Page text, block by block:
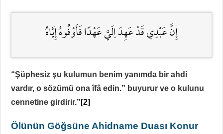
إِنَّ عَبْدِي قَدْ عَهِدَ اِلَيَّ عَهْدًا فَأَوْفُوهُ إِيَّاهُ
“Şüphesiz şu kulumun benim yanımda bir ahdi
vardır, o sözümü ona îfâ edin.” buyurur ve o kulunu
cennetine girdirir.” [2]
Ölünün Göğsüne Ahidname Duası Konur